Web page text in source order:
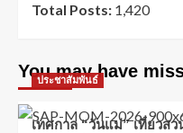
Total Posts: 1,420
You may have
ประชาสัมพันธ์
เทศกาล “วันแม่” เที่ยวส